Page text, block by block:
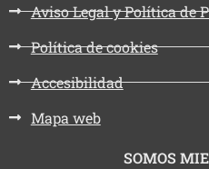
Aviso Legal y Política de
Política de cookies
Accesibilidad
Mapa web
SOMOS